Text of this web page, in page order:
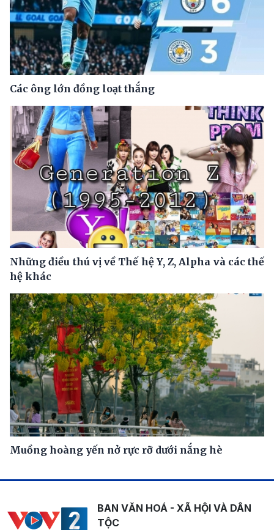
Các ông lớn đồng loạt thắng
Những điều thú vị về Thế hệ Y, Z, Alpha và các thế
hệ khác
Muồng hoàng yến nở rực rỡ dưới nắng hè
BAN VĂN HOÁ - XÃ HỘI VÀ DÂN
TỘC